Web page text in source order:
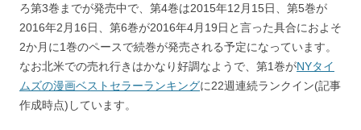
ろ第3巻までが発売中で、第4巻は2015年12月15日、第5巻が
2016年2月16日、第6巻が2016年4月19日と言った具合におよそ
2か月に1巻のペースで続巻が発売される予定になっています。
なお北米での売れ行きはかなり好調なようで、第1巻がNYタイ
ムズの漫画ベストセラーランキングに22週連続ランクイン(記事
作成時点)しています。